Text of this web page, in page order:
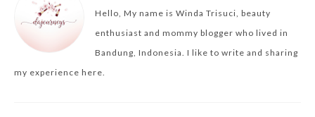
Hello, My name is Winda Trisuci, beauty
enthusiast and mommy blogger who lived in
Bandung, Indonesia. I like to write and sharing
my experience here.